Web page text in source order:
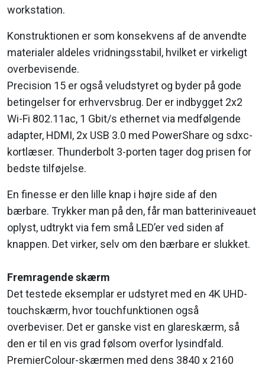
workstation.
Konstruktionen er som konsekvens af de anvendte
materialer aldeles vridningsstabil, hvilket er virkeligt
overbevisende.
Precision 15 er også veludstyret og byder på gode
betingelser for erhvervsbrug. Der er indbygget 2x2
Wi-Fi 802.11ac, 1 Gbit/s ethernet via medfølgende
adapter, HDMI, 2x USB 3.0 med PowerShare og sdxc-
kortlæser. Thunderbolt 3-porten tager dog prisen for
bedste tilføjelse.
En finesse er den lille knap i højre side af den
bærbare. Trykker man på den, får man batteriniveauet
oplyst, udtrykt via fem små LED’er ved siden af
knappen. Det virker, selv om den bærbare er slukket.
Fremragende skærm
Det testede eksemplar er udstyret med en 4K UHD-
touchskærm, hvor touchfunktionen også
overbeviser. Det er ganske vist en glareskærm, så
den er til en vis grad følsom overfor lysindfald.
PremierColour-skærmen med dens 3840 x 2160